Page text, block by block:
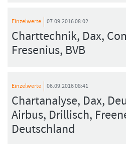
Einzelwerte 07.09.2016 08:02
Charttechnik, Dax,
Fresenius, BVB
Einzelwerte 06.09.2016 08:41
Chartanalyse, Dax,
Airbus, Drillisch,
Deutschland